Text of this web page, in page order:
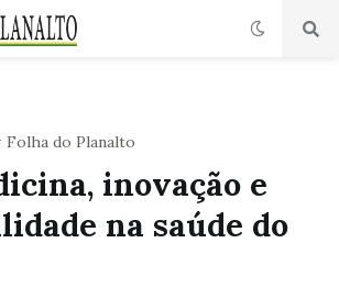
do Planalto
inovação e
na saúde do